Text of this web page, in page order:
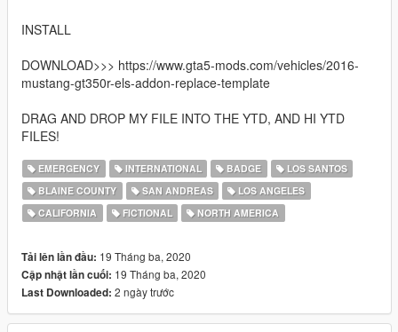
INSTALL
DOWNLOAD>>> https://www.gta5-mods.com/vehicles/2016-
mustang-gt350r-els-addon-replace-template
DRAG AND DROP MY FILE INTO THE YTD, AND HI YTD
FILES!
EMERGENCY INTERNATIONAL BADGE
LOS SANTOS
BLAINE COUNTY
SAN ANDREAS
LOS ANGELES
CALIFORNIA
FICTIONAL NORTH AMERICA
Tải lên lần đầu: 19 Tháng ba, 2020
Cập nhật lần cuối: 19 Tháng ba, 2020
Last Downloaded: 2 ngày trước